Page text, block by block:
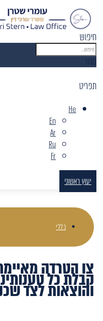
חיפוש
תפריט
He
En
Ar
Ru
Fr
יעוץ ראשוני
כללי
צו הטרדה
קבלת כל
והוצאות לצד